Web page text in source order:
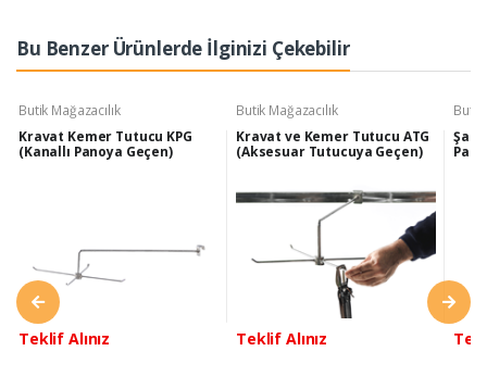
Bu Benzer Ürünlerde İlginizi Çekebilir
Butik Mağazacılık
Kravat Kemer Tutucu KPG
(Kanallı Panoya Geçen)
Teklif Alınız
Butik Mağazacılık
Kravat ve Kemer Tutucu ATG
(Aksesuar Tutucuya Geçen)
Teklif Alınız
Butik